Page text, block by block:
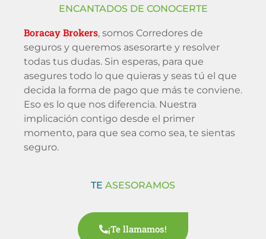
ENCANTADOS DE CONOCERTE
Boracay Brokers, somos Corredores de
seguros y queremos asesorarte y resolver
todas tus dudas. Sin esperas, para que
asegures todo lo que quieras y seas tú el que
decida la forma de pago que más te conviene.
Eso es lo que nos diferencia. Nuestra
implicación contigo desde el primer
momento, para que sea como sea, te sientas
seguro.
TE ASESORAMOS
¡Te llamamos!